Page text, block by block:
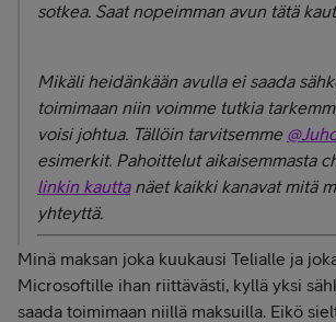
sotkea. Saat nopeimman avun tätä
Mikäli heidänkään avulla ei saada
toimimaan niin voimme tutkia
voisi johtua. Tällöin tarvitsemme
esimerkit. Pahoittelut aikaisemmasta
linkin kauttanäet kaikki kanavat mitä
yhteyttä.
Minä maksan joka kuukausi Telialle ja
Microsoftille ihan riittävästi, kyllä yksi
saada toimimaan niillä maksuilla. Eikö